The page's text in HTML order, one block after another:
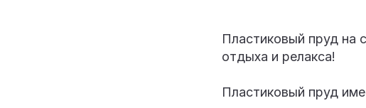
Пластиковый пруд на
отдыха и релакса!
Пластиковый пруд